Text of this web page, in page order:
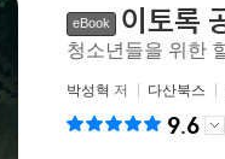
eBook 이토록
청소년들을 위한
박성혁 저 다산북스
9.6